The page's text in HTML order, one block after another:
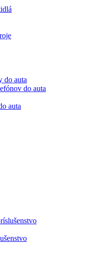
do auta
do auta
auta